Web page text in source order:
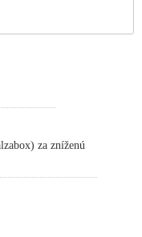
za zníženú